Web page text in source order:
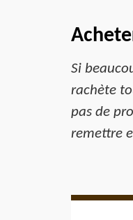
Si
rachète
pas de
remettre